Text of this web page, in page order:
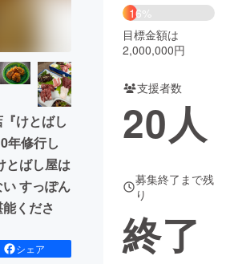
CAMPFIRE Creation
るさと納税machi-ya コミュニティ
けとばし
年修行し
とばし屋は
すっぽん
くださ
シェア
16%
目標金額は
2,000,000円
支援者数
20人
募集終了まで残
り
終了